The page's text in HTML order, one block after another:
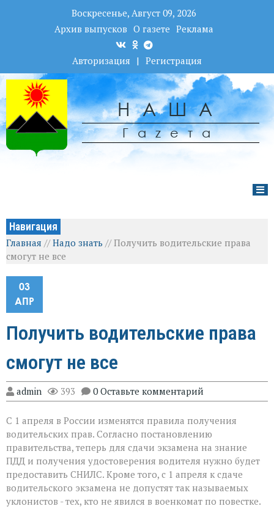
Воскресенье, Август 09, 2026
Архив выпусков О газете Реклама
Авторизация | Регистрация
НАША
Гаzета
Навигация
Главная //Надо знать //Получить водительские права
смогут не все
03
АПР
Получить водительские права
смогут не все
admin 393 0 Оставьте комментарий
С 1 апреля в России изменятся правила получения
водительских прав. Согласно постановлению
правительства, теперь для сдачи экзамена на знание
ПДД и получения удостоверения водителя нужно будет
предоставить СНИЛС. Кроме того, с 1 апреля к сдаче
водительского экзамена не допустят так называемых
уклонистов - тех, кто не явился в военкомат по повестке.